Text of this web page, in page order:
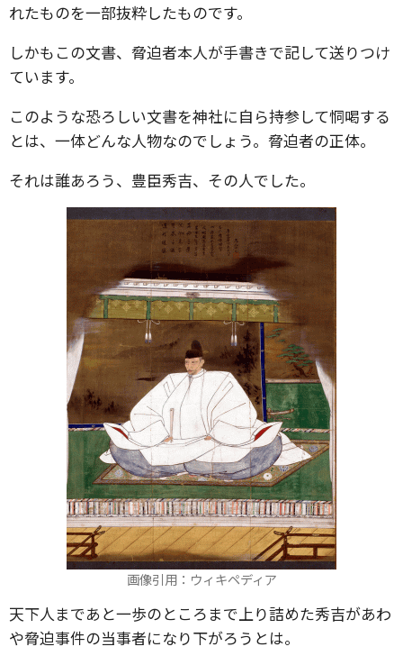
れたものを一部抜粋したものです。
しかもこの文書、脅迫者本人が手書きで記して送りつけ
ています。
このような恐ろしい文書を神社に自ら持参して恫喝する
とは、一体どんな人物なのでしょう。脅迫者の正体。
それは誰あろう、豊臣秀吉、その人でした。
画像引用：ウィキペディア
天下人まであと一歩のところまで上り詰めた秀吉があわ
や脅迫事件の当事者になり下がろうとは。